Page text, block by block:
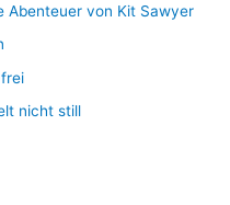
Abenteuer von Kit Sawyer
nicht still